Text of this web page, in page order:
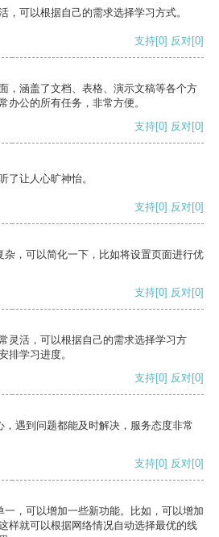
，可以根据自己的需求选择学习方式。
支持[0] 反对[0]
，涵盖了文档、表格、演示文稿等各个方
办公的所有任务，非常方便。
支持[0] 反对[0]
了让人心旷神怡。
支持[0] 反对[0]
杂，可以简化一下，比如将设置页面进行优
支持[0] 反对[0]
灵活，可以根据自己的需求选择学习方
排学习进度。
支持[0] 反对[0]
遇到问题都能及时解决，服务态度非常
支持[0] 反对[0]
，可以增加一些新功能。比如，可以增加
样就可以根据网络情况自动选择最优的线